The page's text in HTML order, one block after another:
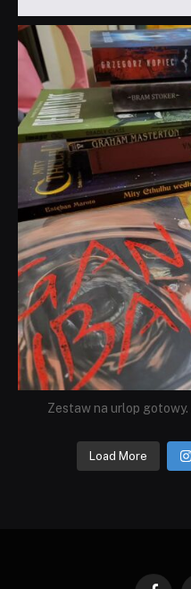
Zestaw na urlop
Load More